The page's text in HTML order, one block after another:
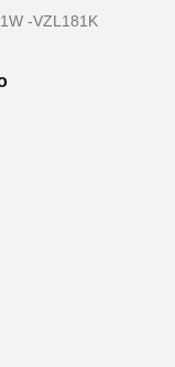
-VZL181K